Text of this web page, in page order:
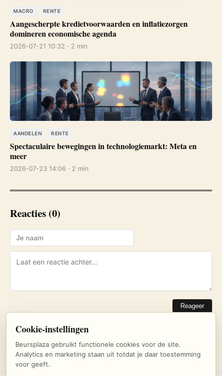
MACRO RENTE
Aangescherpte kredietvoorwaarden en inflatiezorgen
domineren economische agenda
2026-07-21 10:32 · 2 min
AANDELEN RENTE
Spectaculaire bewegingen in technologiemarkt: Meta en
meer
2026-07-23 14:06 · 2 min
Reacties (0)
Reageer
Nog geen reacties. Wees de eerste!
Cookie-instellingen
Beursplaza gebruikt functionele cookies voor de site.
Analytics en marketing staan uit totdat je daar toestemming
voor geeft.